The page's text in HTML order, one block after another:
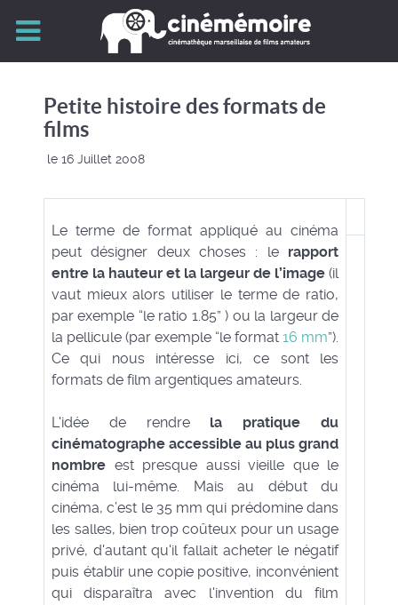
Petite histoire des formats de
films
le 16 Juillet 2008
Le terme de format appliqué au cinéma
peut désigner deux choses : lerapport
entre la hauteur et la largeur de l’image (il
vaut mieux alors utiliser le terme de ratio,
par exemple “le ratio 1.85” ) ou la largeur de
la pellicule (par exemple “le format 16 mm”).
Ce qui nous intéresse ici, ce sont les
formats de film argentiques amateurs.
L'idée de rendre la pratique du
cinématographe accessible au plus grand
nombre est presque aussi vieille que le
cinéma lui-même. Mais au début du
cinéma, c’est le 35 mm qui prédomine dans
les salles, bien trop coûteux pour un usage
privé, d'autant qu'il fallait acheter le négatif
puis établir une copie positive, inconvénient
qui disparaîtra avec l'invention du film